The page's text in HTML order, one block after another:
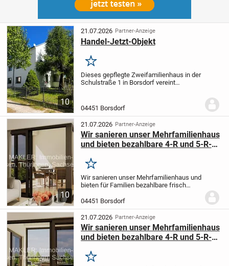
10
21.07.2026 Partner-Anzeige
Handel-Jetzt-Objekt
Merken
Dieses gepflegte Zweifamilienhaus in der
Schulstraße 1 in Borsdorf vereint
Ausbaupotenzial auf ideale Weise. Mit
einer Wohnfläche...
04451 Borsdorf
10
21.07.2026 Partner-Anzeige
Wir sanieren unser Mehrfamilienhaus
und bieten bezahlbare 4-R und 5-R-
Merken
Wir sanieren unser Mehrfamilienhaus und
bieten für Familien bezahlbare frisch
Raumwohnungen an, meistens mit
Balkon oder Loggia.Bitte melden Sie sich
bei Interesse...
04451 Borsdorf
21.07.2026 Partner-Anzeige
Wir sanieren unser Mehrfamilienhaus
und bieten bezahlbare 4-R und 5-R-
Merken